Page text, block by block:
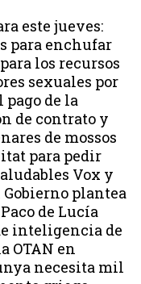
este jueves:
para enchufar
los recursos
sexuales por
pago de la
de contrato y
de mossos
para pedir
Vox y
Gobierno plantea
de Lucía
inteligencia de
OTAN en
necesita mil